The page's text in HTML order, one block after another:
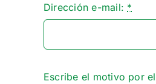
Dirección e-mail: *
Escribe el motivo por